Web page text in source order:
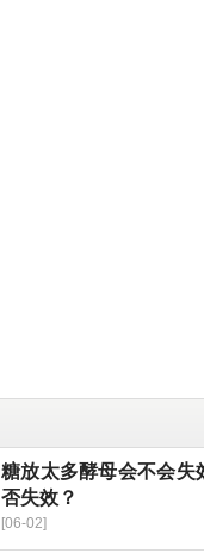
糖放太多酵母会不会失
否失效？
[06-02]